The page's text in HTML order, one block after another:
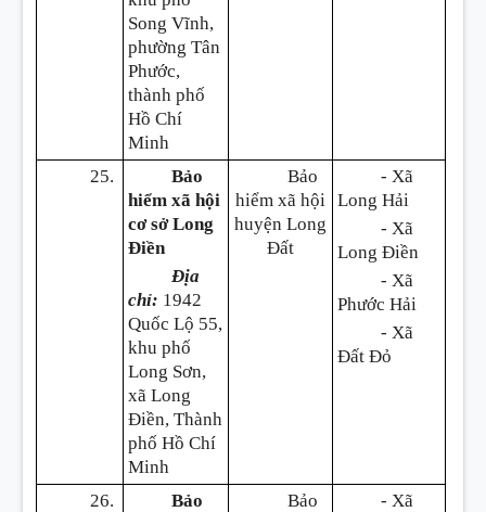
Song Vĩnh,
phường Tân
Phước,
thành phố
Hồ Chí
Minh
25.
Bảo
hiểm xã hội
cơ sở Long
Điền
Địa
chỉ: 1942
Quốc Lộ 55,
khu phố
Long Sơn,
xã Long
Điền, Thành
phố Hồ Chí
Minh
Bảo
hiểm xã hội
huyện Long
Đất
- Xã
Long Hải
- Xã
Long Điền
- Xã
Phước Hải
- Xã
Đất Đỏ
26.
Bảo
Bảo
- Xã